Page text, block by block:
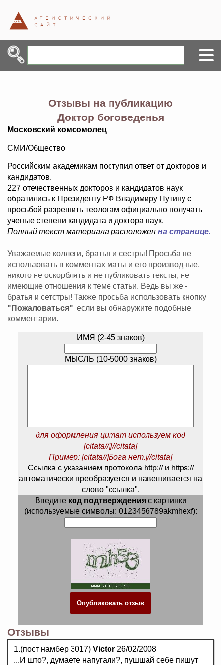
Отзывы на публикацию
Доктор боговеденья
Московский комсомолец
СМИ/Общество
Российским академикам поступил ответ от докторов и
кандидатов.
227 отечественных докторов и кандидатов наук
обратились к Президенту РФ Владимиру Путину с
просьбой разрешить теологам официально получать
ученые степени кандидата и доктора наук.
Полный текст материала расположен на странице.
Уважаемые коллеги, братья и сестры! Просьба не
использовать в комментах маты и его производные,
никого не оскорблять и не публиковать тексты, не
имеющие отношения к теме статьи. Ведь вы же -
братья и сетстры! Также просьба использовать кнопку
"Пожаловаться", если вы обнаружите подобные
комментарии.
ИМЯ (2-45 знаков)
МЫСЛЬ (10-5000 знаков)
для оформления цитат используем код
[citata//][//citata]
Пример: [citata//]Бога нет.[//citata]
Ссылка с указанием протокола http:// и https://
автоматически преобразуется и навешивается на
слово "ссылка".
Введите код подтвержденияс картинки
(используемые символы: 0123456789akmhexf):
Отзывы
1.(пост намбер 3017) Victor 26/02/2008
...И што?, думаете напугали?, пушшай себе пишут